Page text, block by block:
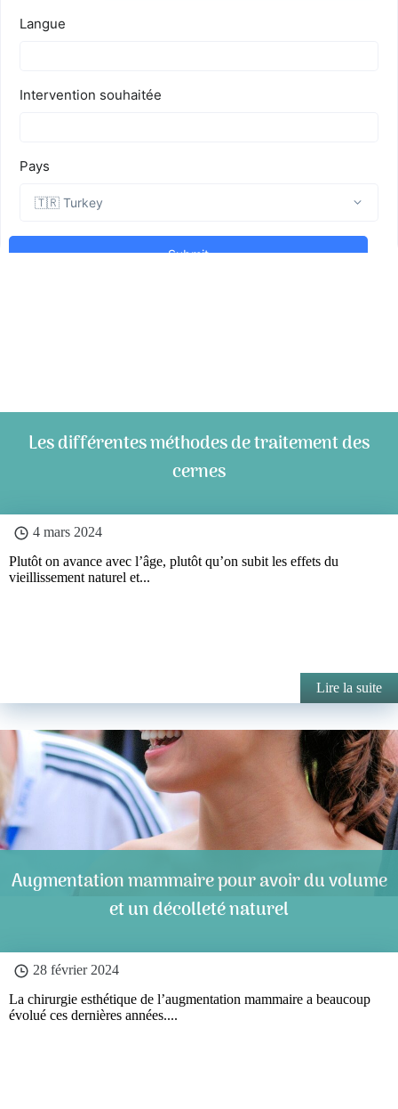
4 mars 2024
Les différentes méthodes de traitement des
cernes
Plutôt on avance avec l’âge, plutôt qu’on subit les effets du
vieillissement naturel et...
Lire la suite
28 février 2024
Augmentation mammaire pour avoir du volume
et un décolleté naturel
La chirurgie esthétique de l’augmentation mammaire a beaucoup
évolué ces dernières années....